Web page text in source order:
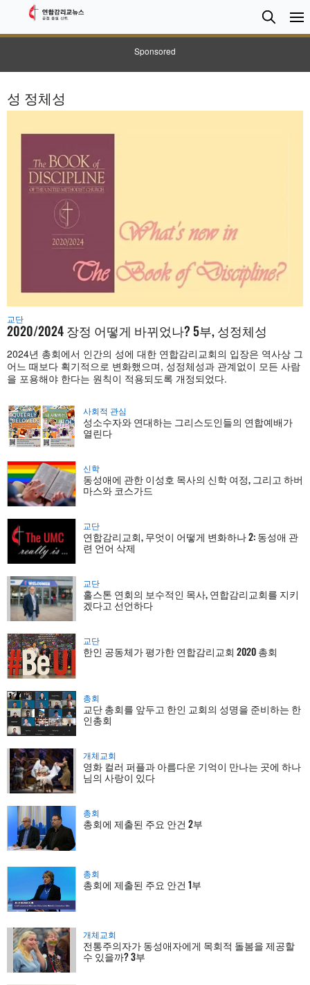
Sponsored
검
색
Search
성 정체성
교단
2020/2024 장정 어떻게 바뀌었나? 5부, 성정체성
2024년 총회에서 인간의 성에 대한 연합감리교회의 입장은 역사상 그
어느 때보다 획기적으로 변화했으며, 성정체성과 관계없이 모든 사람
을 포용해야 한다는 원칙이 적용되도록 개정되었다.
사회적 관심
성소수자와 연대하는 그리스도인들의 연합예배가
열린다
신학
동성애에 관한 이성호 목사의 신학 여정, 그리고 하버
마스와 코스가드
교단
연합감리교회, 무엇이 어떻게 변화하나 2: 동성애 관
련 언어 삭제
교단
홀스톤 연회의 보수적인 목사, 연합감리교회를 지키
겠다고 선언하다
교단
한인 공동체가 평가한 연합감리교회 2020 총회
총회
교단 총회를 앞두고 한인 교회의 성명을 준비하는 한
인총회
개체교회
영화 컬러 퍼플과 아름다운 기억이 만나는 곳에 하나
님의 사랑이 있다
총회
총회에 제출된 주요 안건 2부
총회
총회에 제출된 주요 안건 1부
개체교회
전통주의자가 동성애자에게 목회적 돌봄을 제공할
수 있을까? 3부